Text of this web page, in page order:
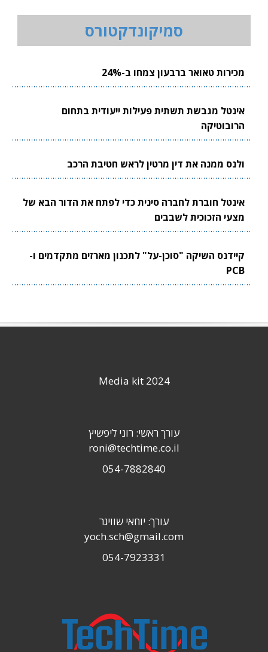
סמיקונדקטורס
מכירות טאואר ברבעון צמחו ב-24%
אינטל מגבשת תשתית פעילות ייעודית בתחום
הרובוטיקה
ולנס ממנה את דין מרטין לראש חטיבת הרכב
אינטל חוברת לחברה סינית כדי לפתח את הדור הבא של
מצעי הזכוכית לשבבים
קיידנס השיקה "סוכן-על" לתכנון מארזים מתקדמים ו-
PCB
Media kit 2024
עורך ראשי: רוני ליפשיץ
roni@techtime.co.il
054-7882840
עורך: יוחאי שוויגר
yoch.sch@gmail.com
054-7923331